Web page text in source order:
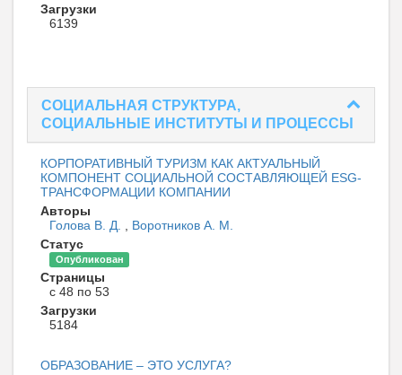
Загрузки
6139
СОЦИАЛЬНАЯ СТРУКТУРА,
СОЦИАЛЬНЫЕ ИНСТИТУТЫ И ПРОЦЕССЫ
КОРПОРАТИВНЫЙ ТУРИЗМ КАК АКТУАЛЬНЫЙ
КОМПОНЕНТ СОЦИАЛЬНОЙ СОСТАВЛЯЮЩЕЙ ESG-
ТРАНСФОРМАЦИИ КОМПАНИИ
Авторы
Голова В. Д.
Воротников А. М.
Статус
Опубликован
Страницы
с 48 по 53
Загрузки
5184
ОБРАЗОВАНИЕ – ЭТО УСЛУГА?